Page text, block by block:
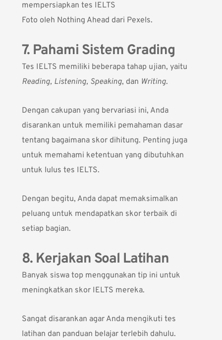
Foto oleh Nothing Ahead dari Pexels.
7. Pahami Sistem Grading
Tes IELTS memiliki beberapa tahap ujian, yaitu
Reading, Listening, Speaking, dan Writing.
Dengan cakupan yang bervariasi ini, Anda
disarankan untuk memiliki pemahaman dasar
tentang bagaimana skor dihitung. Penting juga
untuk memahami ketentuan yang dibutuhkan
untuk lulus tes IELTS.
Dengan begitu, Anda dapat memaksimalkan
peluang untuk mendapatkan skor terbaik di
setiap bagian.
8. Kerjakan Soal Latihan
Banyak siswa top menggunakan tip ini untuk
meningkatkan skor IELTS mereka.
Sangat disarankan agar Anda mengikuti tes
latihan dan panduan belajar terlebih dahulu.